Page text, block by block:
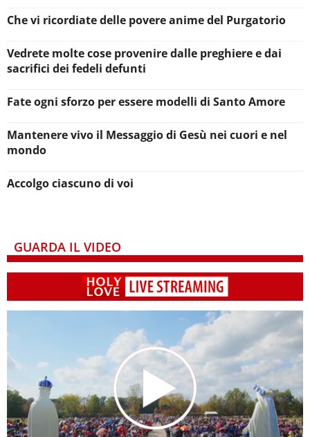
Che vi ricordiate delle povere anime del Purgatorio
Vedrete molte cose provenire dalle preghiere e dai
sacrifici dei fedeli defunti
Fate ogni sforzo per essere modelli di Santo Amore
Mantenere vivo il Messaggio di Gesù nei cuori e nel
mondo
Accolgo ciascuno di voi
GUARDA IL VIDEO